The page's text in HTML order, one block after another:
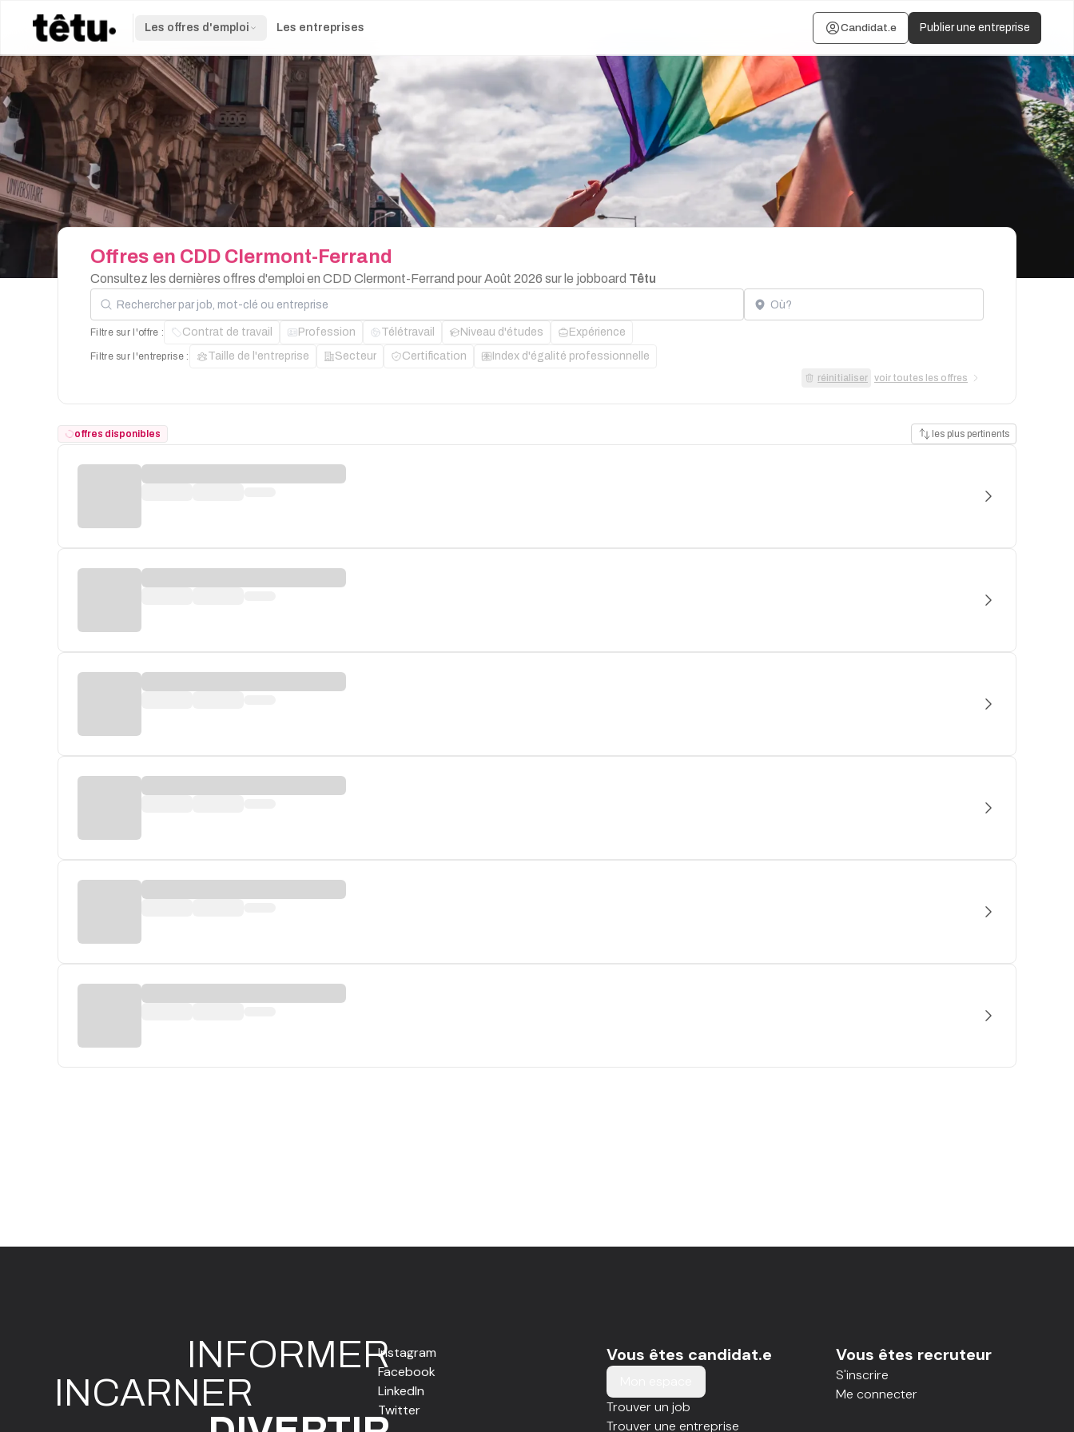
Les offres d'emploi Les entreprises Candidat.e Publier une entreprise
Offres en CDD Clermont-Ferrand
Consultez les dernières offres d'emploi en CDD Clermont-Ferrand pour Août 2026 sur le jobboard Têtu
Rechercher par job, mot-clé ou entreprise Localisation
Filtre sur l'offre : Contrat de travail Profession Télétravail Niveau d'études Expérience
Filtre sur l'entreprise : Taille de l'entreprise Secteur Certification Index d'égalité professionnelle
réinitialiser voir toutes les offres
offres disponibles les plus pertinents
INFORMER
INCARNER
Instagram
Facebook
LinkedIn
Twitter
Vous êtes candidat.e
Trouver un job
Trouver une entreprise
Vous êtes recruteur
S'inscrire
Me connecter